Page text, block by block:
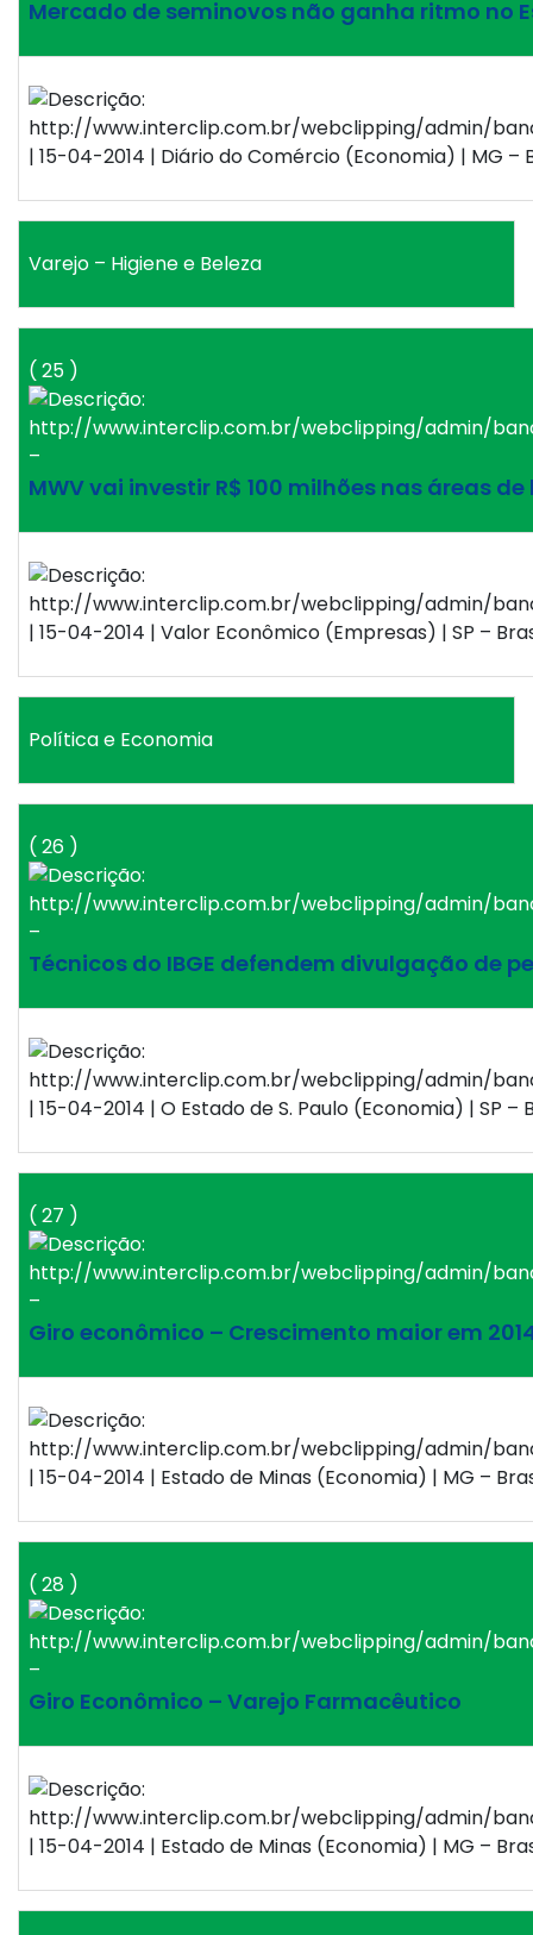
Mercado de seminovos não ganha ritmo no
| 15-04-2014 | Diário do Comércio (Economia) | MG –
Varejo – Higiene e Beleza
( 25 )
–
MWV vai investir R$ 100 milhões nas áreas
| 15-04-2014 | Valor Econômico (Empresas) | SP –
Política e Economia
( 26 )
–
Técnicos do IBGE defendem divulgação de
| 15-04-2014 | O Estado de S. Paulo (Economia) | SP –
( 27 )
–
Giro econômico – Crescimento maior em
| 15-04-2014 | Estado de Minas (Economia) | MG –
( 28 )
–
Giro Econômico – Varejo Farmacêutico
| 15-04-2014 | Estado de Minas (Economia) | MG –